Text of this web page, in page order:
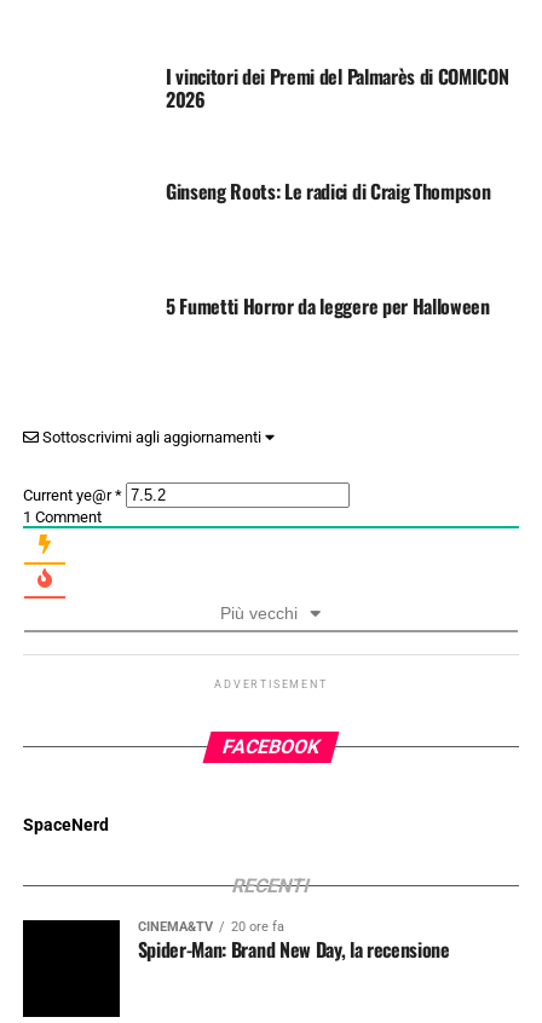
I vincitori dei Premi del Palmarès di COMICON
2026
Ginseng Roots: Le radici di Craig Thompson
5 Fumetti Horror da leggere per Halloween
Sottoscrivimi agli aggiornamenti
Current ye@r*
1 Comment
Più vecchi
ADVERTISEMENT
FACEBOOK
SpaceNerd
RECENTI
CINEMA&TV 20 ore fa
Spider-Man: Brand New Day, la recensione